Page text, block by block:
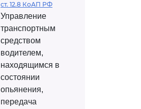
ст. 12.8 КоАП РФ
Управление
транспортным
средством
водителем,
находящимся в
состоянии
опьянения,
передача